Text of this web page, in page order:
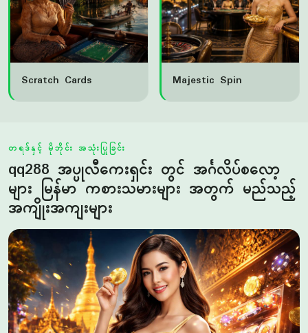
Scratch Cards Majestic Spin
တရဒ်နှင့် မိုဘိုင်း အသုံးပြုခြင်း
များ မြန်မာ ကစားသမားများ အတွက် မည်သည့်
အကျိုးအကျးများ